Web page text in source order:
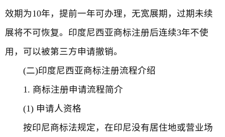
效期为10年，提前一年可办理，无宽展期，过期未续
展将不可恢复。印度尼西亚商标注册后连续3年不使
用，可以被第三方申请撤销。
(二)印度尼西亚商标注册流程介绍
1. 商标注册申请流程简介
(1) 申请人资格
按印尼商标法规定，在印尼没有居住地或营业场